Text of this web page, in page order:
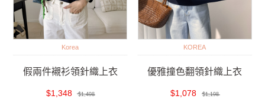
Korea
假兩件襯衫領針織上衣
$1,348 $1,498
KOREA
優雅撞色翻領針織上衣
$1,078 $1,198